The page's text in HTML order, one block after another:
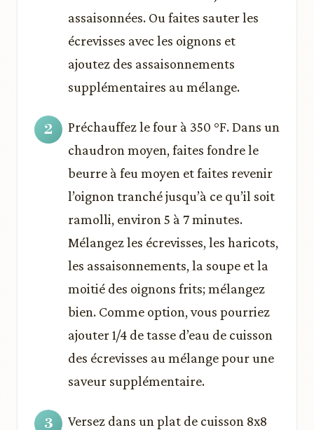
assaisonnées. Ou faites sauter les
écrevisses avec les oignons et
ajoutez des assaisonnements
supplémentaires au mélange.
Préchauffez le four à 350 °F. Dans un
chaudron moyen, faites fondre le
beurre à feu moyen et faites revenir
l’oignon tranché jusqu’à ce qu’il soit
ramolli, environ 5 à 7 minutes.
Mélangez les écrevisses, les haricots,
les assaisonnements, la soupe et la
moitié des oignons frits; mélangez
bien. Comme option, vous pourriez
ajouter 1/4 de tasse d’eau de cuisson
des écrevisses au mélange pour une
saveur supplémentaire.
Versez dans un plat de cuisson 8x8